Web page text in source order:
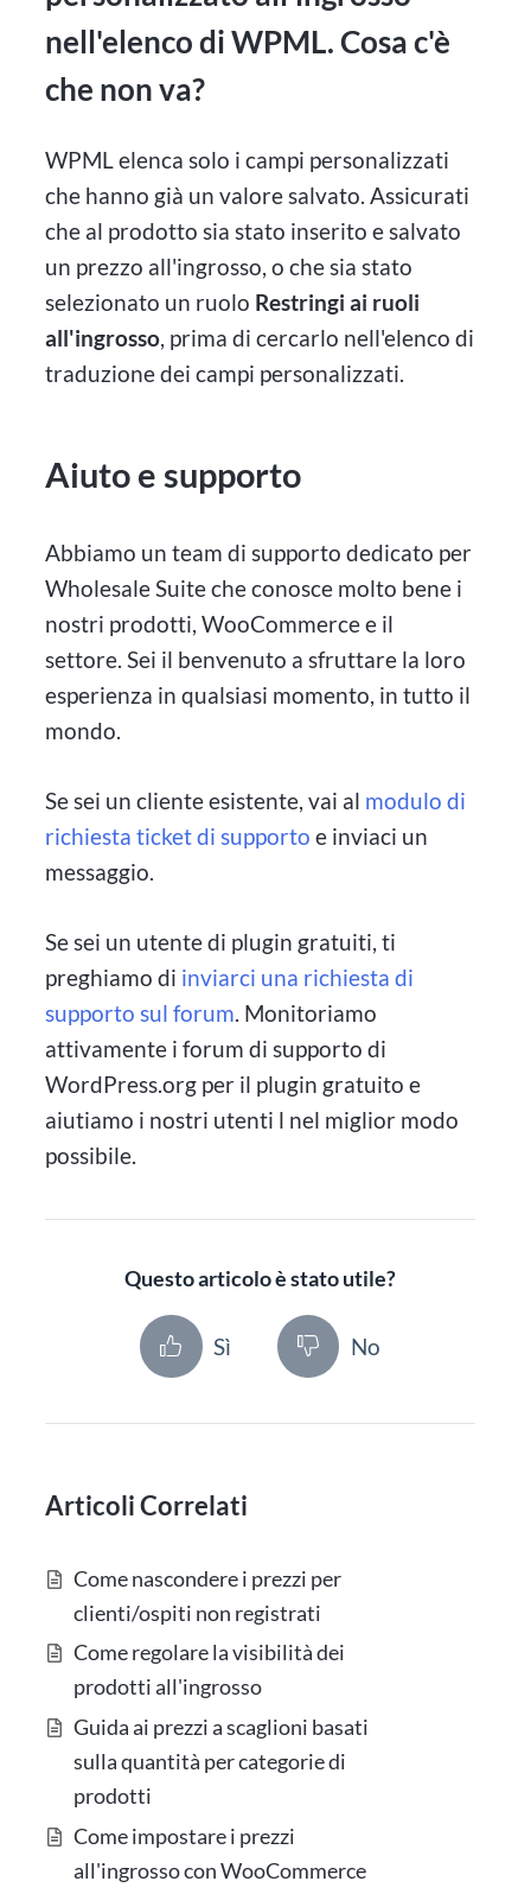
nell'elenco di WPML. Cosa c'è
che non va?
WPML elenca solo i campi personalizzati
che hanno già un valore salvato. Assicurati
che al prodotto sia stato inserito e salvato
un prezzo all'ingrosso, o che sia stato
selezionato un ruolo Restringi ai ruoli
all'ingrosso, prima di cercarlo nell'elenco di
traduzione dei campi personalizzati.
Aiuto e supporto
Abbiamo un team di supporto dedicato per
Wholesale Suite che conosce molto bene i
nostri prodotti, WooCommerce e il
settore. Sei il benvenuto a sfruttare la loro
esperienza in qualsiasi momento, in tutto il
mondo.
Se sei un cliente esistente, vai al modulo di
richiesta ticket di supporto e inviaci un
messaggio.
Se sei un utente di plugin gratuiti, ti
preghiamo di inviarci una richiesta di
supporto sul forum. Monitoriamo
attivamente i forum di supporto di
WordPress.org per il plugin gratuito e
aiutiamo i nostri utenti l nel miglior modo
possibile.
Questo articolo è stato utile?
Sì No
Articoli Correlati
Come nascondere i prezzi per
clienti/ospiti non registrati
Come regolare la visibilità dei
prodotti all'ingrosso
Guida ai prezzi a scaglioni basati
sulla quantità per categorie di
prodotti
Come impostare i prezzi
all'ingrosso con WooCommerce